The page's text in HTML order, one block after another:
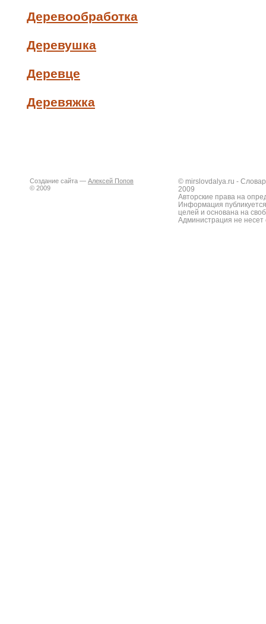
Деревообработка
Деревушка
Деревце
Деревяжка
Создание сайта — Алексей Попов
© 2009
© mirslovdalya.ru -
2009
Авторские права на
Информация
целей и основана на
Администрация не несет